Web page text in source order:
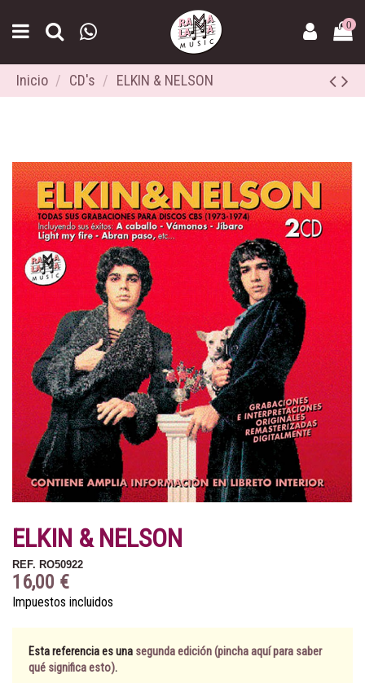
0
Inicio CD's ELKIN & NELSON
ELKIN & NELSON
REF. RO50922
16,00 €
Impuestos incluidos
Esta referencia es una segunda edición (pincha aquí para saber
qué significa esto).